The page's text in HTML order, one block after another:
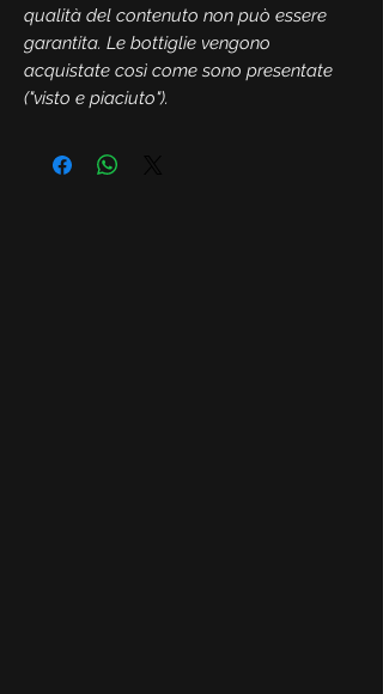
qualità del contenuto non può essere
garantita. Le bottiglie vengono
acquistate così come sono presentate
("visto e piaciuto").